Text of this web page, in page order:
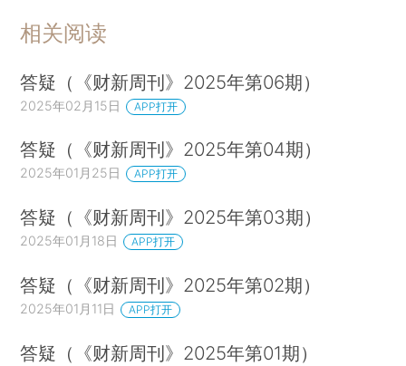
相关阅读
答疑（《财新周刊》2025年第06期）
2025年02月15日 APP打开
答疑（《财新周刊》2025年第04期）
2025年01月25日 APP打开
答疑（《财新周刊》2025年第03期）
2025年01月18日 APP打开
答疑（《财新周刊》2025年第02期）
2025年01月11日 APP打开
答疑（《财新周刊》2025年第01期）